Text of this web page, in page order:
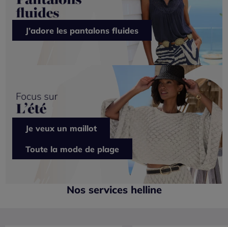
J’adore les pantalons fluides
Je veux un maillot
Toute la mode de plage
Nos services helline